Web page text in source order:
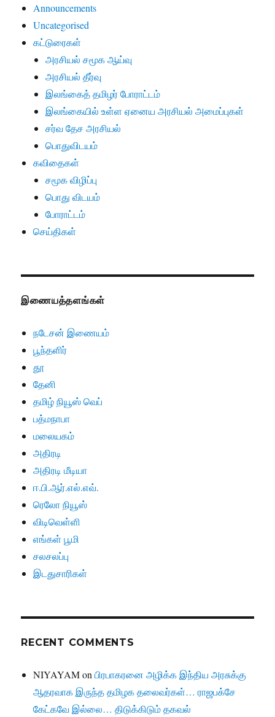
Announcements
Uncategorised
கட்டுரைகள்
அரசியல் சமூக ஆய்வு
அரசியல் தீர்வு
இலங்கைத் தமிழர் போராட்டம்
இலங்கையில் உள்ள ஏனைய அரசியல் அமைப்புகள்
சர்வ தேச அரசியல்
பொதுவிடயம்
கவிதைகள்
சமூக விழிப்பு
பொது விடயம்
போராட்டம்
செய்திகள்
இணையத்தளங்கள்
நடேசன் இணையம்
பூந்தளிர்
தூ
தேனி
தமிழ் நியூஸ் வெப்
பத்மநாபா
மலையகம்
அதிரடி
அதிரடி மீடியா
ஈ.பி.ஆர்.எல்.எவ்.
ரெலோ நியூஸ்
விடிவெள்ளி
எங்கள் பூமி
சலசலப்பு
இடதுசாரிகள்
RECENT COMMENTS
NIYAYAMonபிரபாகரனை அழிக்க இந்திய அரசுக்கு
ஆதரவாக இருந்த தமிழக தலைவர்கள்… ராஜபக்சே
கேட்கவே இல்லை… திடுக்கிடும் தகவல்